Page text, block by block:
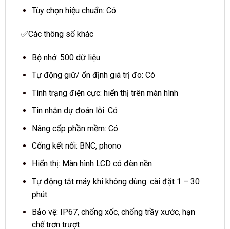
Tùy chọn hiệu chuẩn: Có
✅Các thông số khác
Bộ nhớ: 500 dữ liệu
Tự động giữ/ ổn định giá trị đo: Có
Tình trạng điện cực: hiển thị trên màn hình
Tin nhắn dự đoán lỗi: Có
Nâng cấp phần mềm: Có
Cống kết nối: BNC, phono
Hiển thị: Màn hình LCD có đèn nền
Tự động tắt máy khi không dùng: cài đặt 1 – 30
phút.
Bảo vệ: IP67, chống xốc, chống trầy xước, hạn
chế trơn trượt